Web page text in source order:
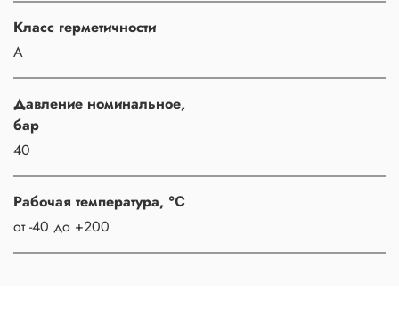
Класс герметичности
A
Давление номинальное,
бар
40
Рабочая температура, ℃
от -40 до +200